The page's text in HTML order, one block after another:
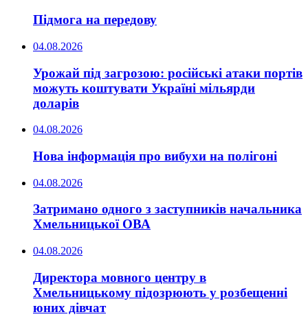
Підмога на передову
04.08.2026
Урожай під загрозою: російські атаки портів
можуть коштувати Україні мільярди
доларів
04.08.2026
Нова інформація про вибухи на полігоні
04.08.2026
Затримано одного з заступників начальника
Хмельницької ОВА
04.08.2026
Директора мовного центру в
Хмельницькому підозрюють у розбещенні
юних дівчат